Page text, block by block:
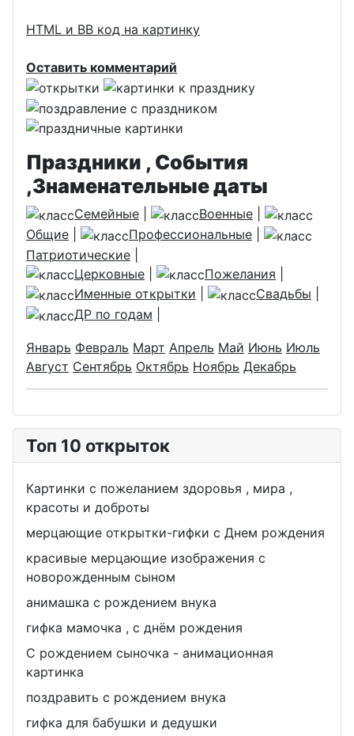
HTML и BB код на картинку
Оставить комментарий
Праздники , События
,Знаменательные даты
Семейные Военные
Общие
Профессиональные
Патриотические
Церковные
Пожелания
Именные открытки
Свадьбы
ДР по годам
Январь Февраль Март Апрель Май Июнь Июль
Август Сентябрь Октябрь Ноябрь Декабрь
Топ 10 открыток
Картинки с пожеланием здоровья , мира ,
красоты и доброты
мерцающие открытки-гифки с Днем рождения
красивые мерцающие изображения с
новорожденным сыном
анимашка с рождением внука
гифка мамочка , с днём рождения
С рождением сыночка - анимационная
картинка
поздравить с рождением внука
гифка для бабушки и дедушки